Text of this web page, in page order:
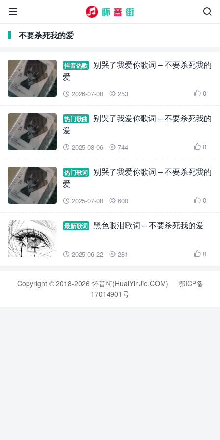


不要杀死我的爱
抖音热歌
别哭了我爱你歌词 – 不要杀死我的
爱
 2026-07-08  253  0
热门歌曲
别哭了我爱你歌词 – 不要杀死我的
爱
 2025-08-06  744  0
热门歌词
别哭了我爱你歌词 – 不要杀死我的
爱
 2025-07-08  600  0
最新歌词 黑色眼泪歌词 – 不要杀死我的爱
 2025-06-22  281  0
Copyright © 2018-2026 怀音街(HuaiYinJie.COM)
鄂ICP备
17014901号